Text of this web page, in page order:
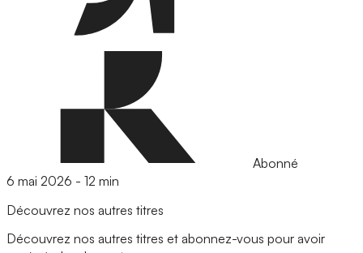
Abonné
6 mai 2026 - 12 min
Découvrez nos autres titres
Découvrez nos autres titres et abonnez-vous pour avoir